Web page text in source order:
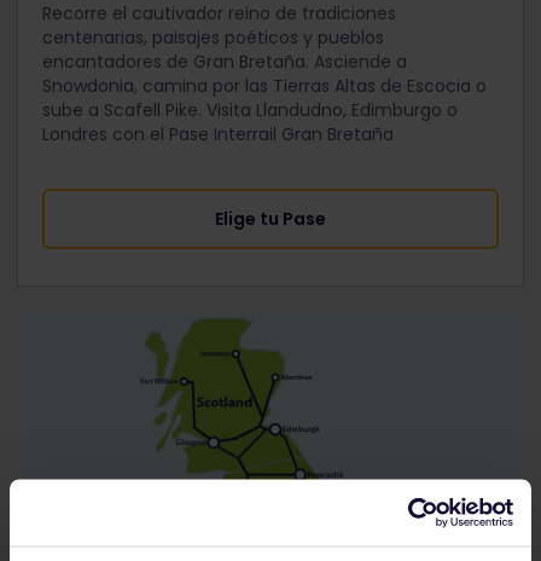
Recorre el cautivador reino de tradiciones
centenarias, paisajes poéticos y pueblos
encantadores de Gran Bretaña. Asciende a
Snowdonia, camina por las Tierras Altas de Escocia o
sube a Scafell Pike. Visita Llandudno, Edimburgo o
Londres con el Pase Interrail Gran Bretaña
Elige tu Pase